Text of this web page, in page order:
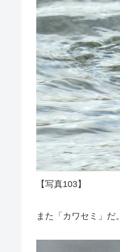
【写真103】
また「カワセミ」だ。